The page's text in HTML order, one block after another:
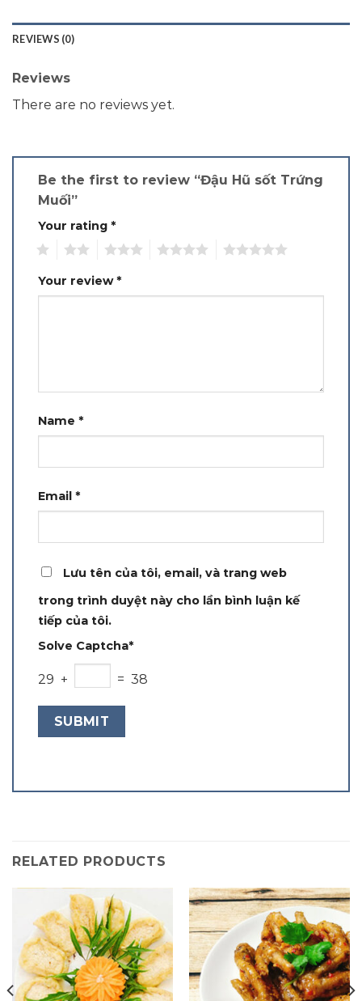
REVIEWS (0)
Reviews
There are no reviews yet.
Be the first to review “Đậu Hũ sốt Trứng
Muối”
Your rating *
Your review*
Name *
Email *
Lưu tên của tôi, email, và trang web
trong trình duyệt này cho lần bình luận kế
tiếp của tôi.
Solve Captcha*
29 + = 38
RELATED PRODUCTS